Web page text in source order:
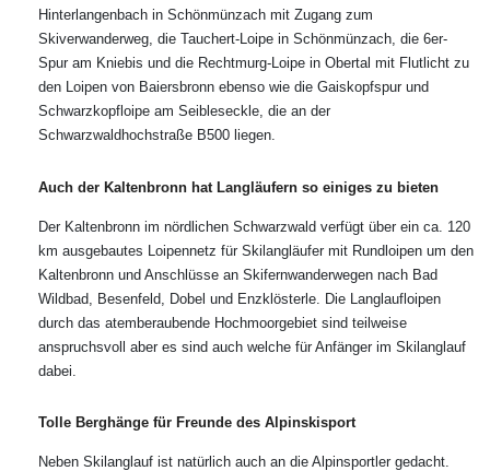
Hinterlangenbach in Schönmünzach mit Zugang zum
Skiverwanderweg, die Tauchert-Loipe in Schönmünzach, die 6er-
Spur am Kniebis und die Rechtmurg-Loipe in Obertal mit Flutlicht zu
den Loipen von Baiersbronn ebenso wie die Gaiskopfspur und
Schwarzkopfloipe am Seibleseckle, die an der
Schwarzwaldhochstraße B500 liegen.
Auch der Kaltenbronn hat Langläufern so einiges zu bieten
Der Kaltenbronn im nördlichen Schwarzwald verfügt über ein ca. 120
km ausgebautes Loipennetz für Skilangläufer mit Rundloipen um den
Kaltenbronn und Anschlüsse an Skifernwanderwegen nach Bad
Wildbad, Besenfeld, Dobel und Enzklösterle. Die Langlaufloipen
durch das atemberaubende Hochmoorgebiet sind teilweise
anspruchsvoll aber es sind auch welche für Anfänger im Skilanglauf
dabei.
Tolle Berghänge für Freunde des Alpinskisport
Neben Skilanglauf ist natürlich auch an die Alpinsportler gedacht.